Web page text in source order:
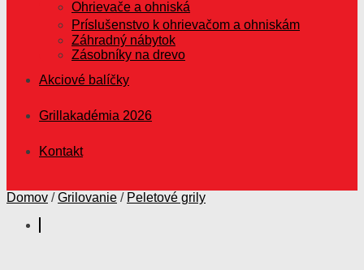
Ohrievače a ohniská
Príslušenstvo k ohrievačom a ohniskám
Záhradný nábytok
Zásobníky na drevo
Akciové balíčky
Grillakadémia 2026
Kontakt
Domov / Grilovanie / Peletové grily